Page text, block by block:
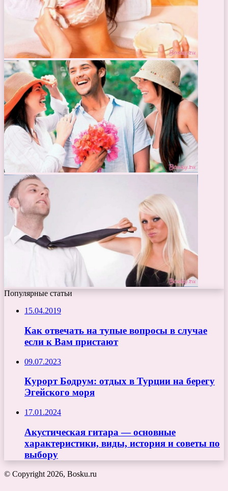
Популярные статьи
15.04.2019
Как отвечать на тупые вопросы в случае
если к Вам пристают
09.07.2023
Курорт Бодрум: отдых в Турции на берегу
Эгейского моря
17.01.2024
Акустическая гитара — основные
характеристики, виды, история и советы по
выбору
© Copyright 2026, Bosku.ru